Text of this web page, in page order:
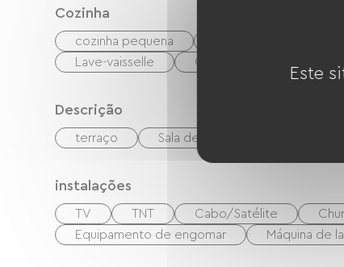
Cozinha
cozinha pequena
Lave-vaisselle
Congélateur
Descrição
terraço Sala de estar/Sala de TV
instalações
TV TNT Cabo/Satélite
Equipamento de engomar
Máquina de
Este